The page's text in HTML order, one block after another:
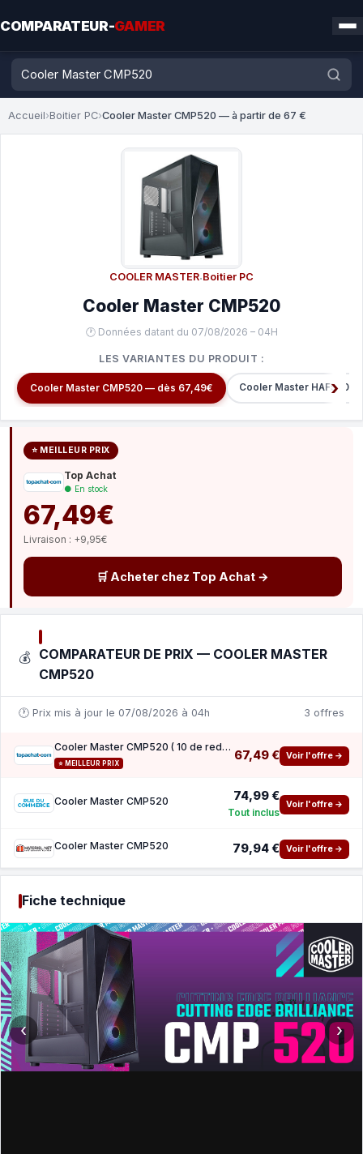
COMPARATEUR-GAMER
Accueil›Boitier PC›Cooler Master CMP520 — à partir de 67 €
COOLER MASTER·Boitier PC
Cooler Master CMP520
🕐 Données datant du 07/08/2026 – 04H
LES VARIANTES DU PRODUIT :
Cooler Master CMP520 — dès 67,49€ Cooler Master HAF500
⭐ MEILLEUR PRIX
Top Achat
● En stock
67,49€
Livraison : +9,95€
🛒 Acheter chez Top Achat →
💰 COMPARATEUR DE PRIX — COOLER MASTER
CMP520
🕐 Prix mis à jour le 07/08/2026 à 04h 3 offres
Cooler Master CMP520 ( 10 de reduction avec le code promo KOO )
⭐ MEILLEUR PRIX
67,49 € Voir l'offre →
Cooler Master CMP520 74,99 €
Tout inclus
Voir l'offre →
Cooler Master CMP520 79,94 € Voir l'offre →
Fiche technique
‹ ›